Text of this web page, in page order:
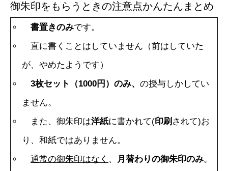
御朱印をもらうときの注意点かんたんまとめ
書置きのみです。
直に書くことはしていません（前はしていた
が、やめたようです）
3枚セット（1000円）のみ、の授与しかしてい
ません。
また、御朱印は洋紙に書かれて(印刷 されて)お
り、和紙ではありません。
通常の御朱印はなく 、 月替わりの御朱印のみ。